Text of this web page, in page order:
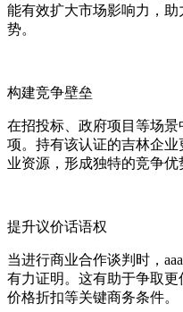
能有效扩大市场影响力，
势。
构建竞争壁垒
在招投标、政府项目等场景
项。持有该认证的吉林企
业资源，形成独特的竞争优
提升议价话语权
当进行商业合作谈判时，
有力证明。这有助于争取更
价格折扣等关键商务条件。